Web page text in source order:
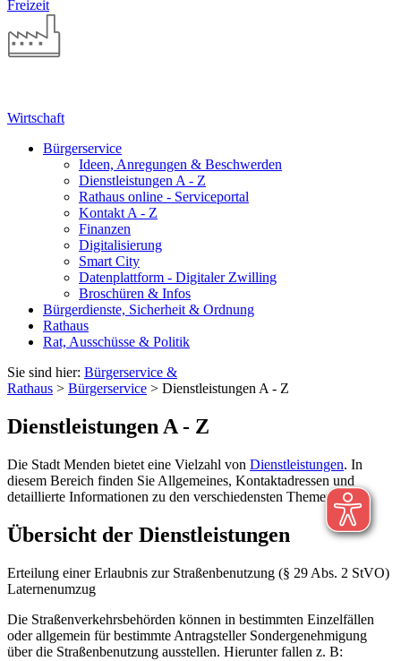
Freizeit
Wirtschaft
Bürgerservice
Ideen, Anregungen & Beschwerden
Dienstleistungen A - Z
Rathaus online - Serviceportal
Kontakt A - Z
Finanzen
Digitalisierung
Smart City
Datenplattform - Digitaler Zwilling
Broschüren & Infos
Bürgerdienste, Sicherheit & Ordnung
Rathaus
Rat, Ausschüsse & Politik
Sie sind hier: Bürgerservice &
Rathaus > Bürgerservice > Dienstleistungen A - Z
Dienstleistungen A - Z
Die Stadt Menden bietet eine Vielzahl von Dienstleistungen. In
diesem Bereich finden Sie Allgemeines, Kontaktadressen und
detaillierte Informationen zu den verschiedensten Themen.
Übersicht der Dienstleistungen
Erteilung einer Erlaubnis zur Straßenbenutzung (§ 29 Abs. 2 StVO)
Laternenumzug
Die Straßenverkehrsbehörden können in bestimmten Einzelfällen
oder allgemein für bestimmte Antragsteller Sondergenehmigung
über die Straßenbenutzung ausstellen. Hierunter fallen z. B: